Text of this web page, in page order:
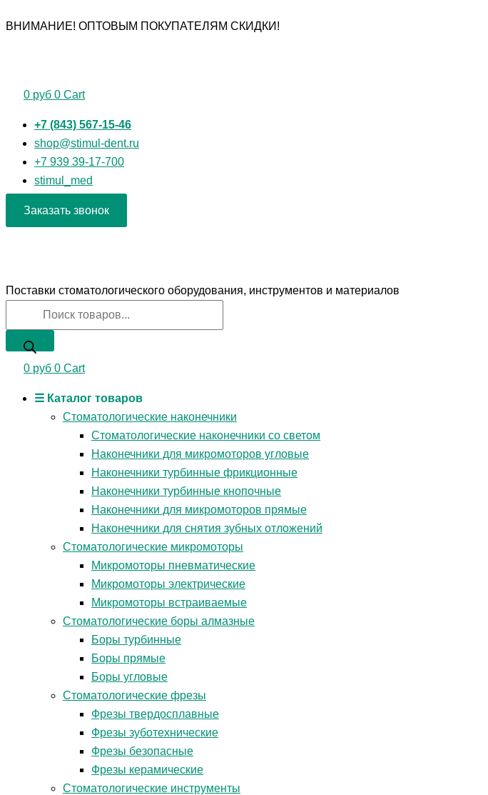
кВНИМАНИЕ! ОПТОВЫМ ПОКУПАТЕЛЯМ СКИДКИ!
0 руб 0 Cart
+7 (843) 567-15-46
shop@stimul-dent.ru
+7 939 39-17-700
stimul_med
Заказать звонок
Поставки стоматологического оборудования, инструментов и материалов
товаров
0 руб 0 Cart
☰ Каталог товаров
Стоматологические наконечники
Стоматологические наконечники со светом
Наконечники для микромоторов угловые
Наконечники турбинные фрикционные
Наконечники турбинные кнопочные
Наконечники для микромоторов прямые
Наконечники для снятия зубных отложений
Стоматологические микромоторы
Микромоторы пневматические
Микромоторы электрические
Микромоторы встраиваемые
Стоматологические боры алмазные
Боры турбинные
Боры прямые
Боры угловые
Стоматологические фрезы
Фрезы твердосплавные
Фрезы зуботехнические
Фрезы безопасные
Фрезы керамические
Стоматологические инструменты
товаров